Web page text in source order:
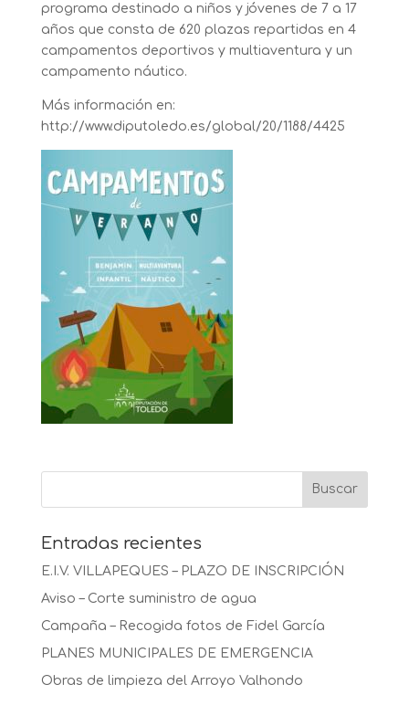
programa destinado a niños y jóvenes de 7 a 17
años que consta de 620 plazas repartidas en 4
campamentos deportivos y multiaventura y un
campamento náutico.
Más información en:
http://www.diputoledo.es/global/20/1188/4425
Entradas recientes
E.I.V. VILLAPEQUES – PLAZO DE INSCRIPCIÓN
Aviso – Corte suministro de agua
Campaña – Recogida fotos de Fidel García
PLANES MUNICIPALES DE EMERGENCIA
Obras de limpieza del Arroyo Valhondo